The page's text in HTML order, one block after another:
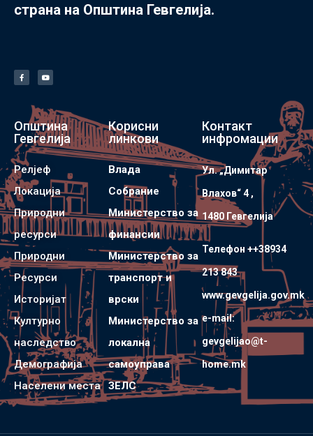
страна на Општина Гевгелија.
Општина
Гевгелија
Релјеф
Локација
Природни
ресурси
Природни
Ресурси
Историјат
Културно
наследство
Демографија
Населени места
Корисни
линкови
Влада
Собрание
Министерство за
финансии
Министерство за
транспорт и
врски
Министерство за
локална
самоуправа
ЗЕЛС
Контакт
инфромации
Ул. „Димитар
Влахов“ 4 ,
1480 Гевгелијa
Телефон ++38934
213 843
www.gevgelija.gov.mk
e-mail:
gevgelijao@t-
home.mk